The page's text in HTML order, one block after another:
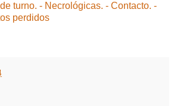
turno. - Necrológicas. - Contacto. -
perdidos